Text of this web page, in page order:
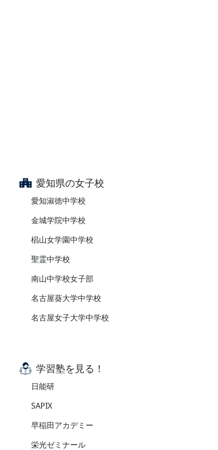
愛知県の女子校
愛知淑徳中学校
金城学院中学校
椙山女学園中学校
聖霊中学校
南山中学校女子部
名古屋葵大学中学校
名古屋女子大学中学校
学習塾を見る！
日能研
SAPIX
早稲田アカデミー
栄光ゼミナール